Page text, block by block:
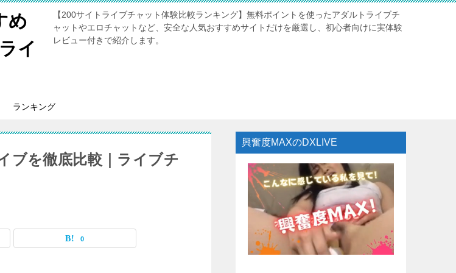
め
イ
【200サイトライブチャット体験比較ランキング】無料ポイントを使ったアダルトライブチ
ャットやエロチャットなど、安全な人気おすすめサイトだけを厳選し、初心者向けに実体験
レビュー付きで紹介します。
ランキング
ブを徹底比較｜ライブチ
0
興奮度MAXのDXLIVE